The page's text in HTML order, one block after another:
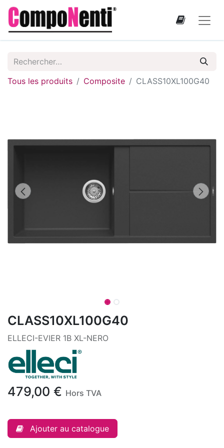
Tous les produits Composite CLASS10XL100G40
CLASS10XL100G40
ELLECI-EVIER 1B XL-NERO
479,00 € Hors TVA
Ajouter au catalogue